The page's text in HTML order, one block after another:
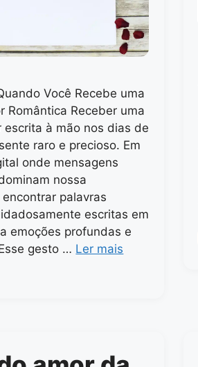
Você Recebe uma
Romântica Receber uma
escrita à mão nos dias de
raro e precioso. Em
onde mensagens
nossa
palavras
escritas em
emoções profundas e
gesto … Ler mais